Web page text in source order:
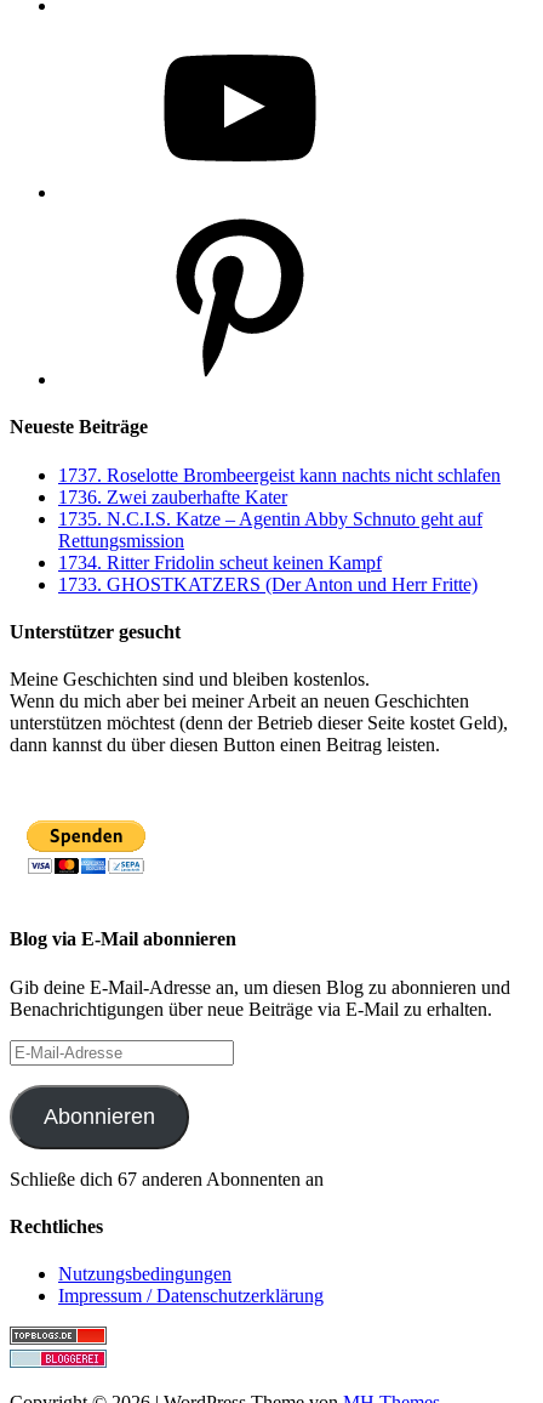
Neueste Beiträge
1737. Roselotte Brombeergeist kann nachts nicht schlafen
1736. Zwei zauberhafte Kater
1735. N.C.I.S. Katze – Agentin Abby Schnuto geht auf
Rettungsmission
1734. Ritter Fridolin scheut keinen Kampf
1733. GHOSTKATZERS (Der Anton und Herr Fritte)
Unterstützer gesucht
Meine Geschichten sind und bleiben kostenlos.
Wenn du mich aber bei meiner Arbeit an neuen Geschichten
unterstützen möchtest (denn der Betrieb dieser Seite kostet Geld),
dann kannst du über diesen Button einen Beitrag leisten.
Blog via E-Mail abonnieren
Gib deine E-Mail-Adresse an, um diesen Blog zu abonnieren und
Benachrichtigungen über neue Beiträge via E-Mail zu erhalten.
E-
Mail-
Adresse
Abonnieren
Schließe dich 67 anderen Abonnenten an
Rechtliches
Nutzungsbedingungen
Impressum / Datenschutzerklärung